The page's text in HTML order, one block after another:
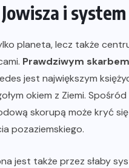
i
planeta, lecz także
Prawdziwym
jest największym
okiem z Ziemi.
skorupą może kryć
pozaziemskiego.
jest także przez słaby